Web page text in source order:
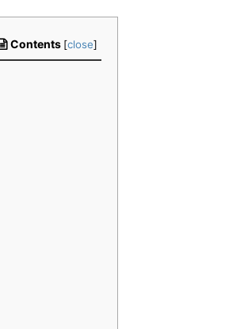
Contents [close]